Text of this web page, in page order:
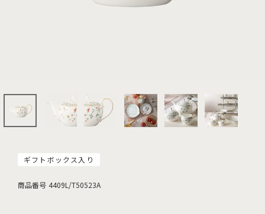
ギフトボックス入り
商品番号 4409L/T50523A